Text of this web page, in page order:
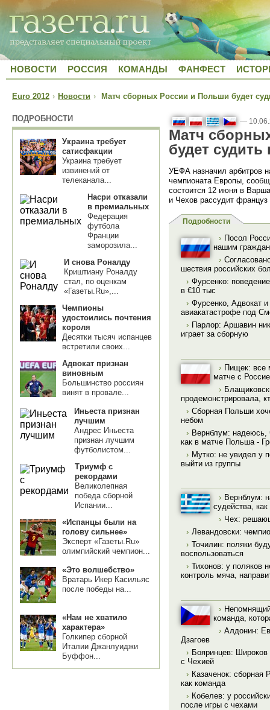
НОВОСТИ РОССИЯ КОМАНДЫ ФАНФЕСТ
Euro 2012 › Новости › Матч сборных России и Польши будет
ПОДРОБНОСТИ
Украина требует
сатисфакции
Украина требует
извинений от
телеканала...
Насри отказали
в премиальных
Федерация
футбола
Франции
заморозила...
И снова Роналду
Криштиану Роналду
стал, по оценкам
«Газеты.Ru»,...
Чемпионы
удостоились почтения
короля
Десятки тысяч испанцев
встретили своих...
Адвокат признан
виновным
Большинство россиян
винят в провале...
Иньеста признан
лучшим
Андрес Иньеста
признан лучшим
футболистом...
Триумф с
рекордами
Великолепная
победа сборной
Испании...
«Испанцы были на
голову сильнее»
Эксперт «Газеты.Ru»
олимпийский чемпион...
«Это волшебство»
Вратарь Икер Касильяс
после победы на...
«Нам не хватило
характера»
Голкипер сборной
Италии Джанлуиджи
Буффон...
—
Матч
будет
УЕФА назначил арбитров
чемпионата Европы,
состоится 12 июня в
и Чехов рассудит
Подробности
› Посол
нашим
›
шествия российских
› Фурсенко:
в €10 тыс
› Фурсенко, Адвокат
авиакатастрофе под
› Парлор: Аршавин
играет за сборную
› Пищек: все
матче с
›
продемонстрировала,
› Сборная Польши
небом
› Вернблум: надеюсь,
как в матче Польша -
› Мутко: не увидел у
выйти из группы
› Вернблум:
судейства,
› Чех:
› Левандовски:
› Точилин: поляки
воспользоваться
› Тихонов: у поляков
контроль мяча,
›
команда,
› Алдонин:
Дзагоев
› Бояринцев:
с Чехией
› Казаченок: сборная
как команда
› Кобелев: у
после игры с чехами